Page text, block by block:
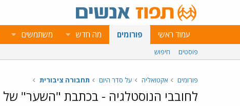
עמוד ראשי פורומים מה חדש משתמשים
פוסטים חיפוש
פורומים אקטואליה על סדר היום תחבורה ציבורית
לחובבי הנוסטלגיה - בכתבת "השער" של